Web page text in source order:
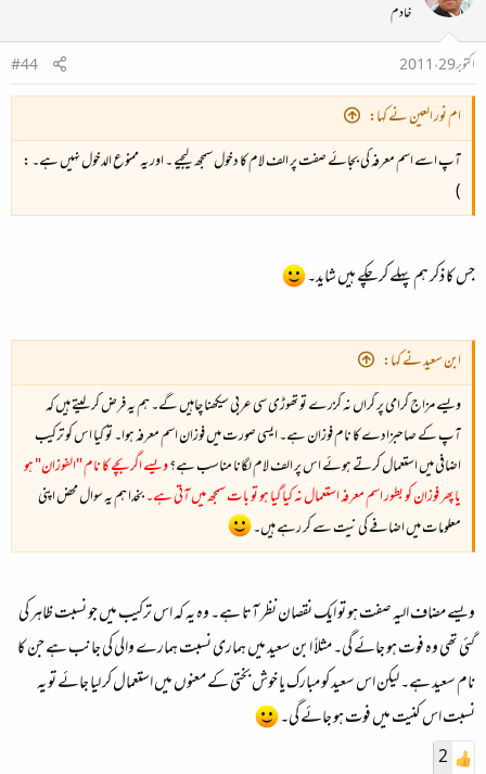
خادم
اکتوبر 29، 2011
#44
ام نور العين نے کہا:
آپ اسے اسم معرفہ کی بجائے صفت پر الف لام كا دخول سمجھ ليجیے ۔ اور يہ ممنوع الدخول نہيں ہے۔ :
)
جس کا ذکر ہم پہلے کر چکے ہیں شاید۔
ابن سعید نے کہا:
ویسے مزاج گرامی پر گراں نہ گزرے تو تھوڑی سی عربی سیکھنا چاہیں گے۔ ہم یہ فرض کر لیتے ہیں کہ
آپ کے صاحبزادے کا نام فوزان ہے۔ ایسی صورت میں فوزان اسم معرفہ ہوا۔ تو کیا اس کو ترکیب
اضافی میں استعمال کرتے ہوئے اس پر الف لام لگانا مناسب ہے؟ویسے اگر بچے کا نام "الفوزان" ہو
یا پھر فوزان کو بطور اسم معرفہ استعمال نہ کیا گیا ہو تو بات سمجھ میں آتی ہے۔بخدا ہم یہ سوال محض اپنی
معلومات میں اضافے کی نیت سے کر رہے ہیں۔
ویسے مضاف الیہ صفت ہو تو ایک نقصان نظر آتا ہے۔ وہ یہ کہ اس ترکیب میں جو نسبت ظاہر کی
گئی تھی وہ فوت ہو جائے گی۔ مثلاً ابن سعید میں ہماری نسبت ہمارے والی کی جانب ہے جن کا
نام سعید ہے۔ لیکن اس سعید کو مبارک یا خوش بختی کے معنوں میں استعمال کر لیا جائے تو یہ
نسبت اس کنیت میں فوت ہو جائے گی۔
2